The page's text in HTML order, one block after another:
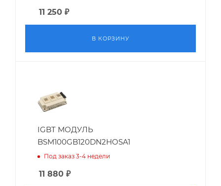
11 250 ₽
В КОРЗИНУ
IGBT МОДУЛЬ
BSM100GB120DN2HOSA1
Под заказ 3-4 недели
11 880 ₽